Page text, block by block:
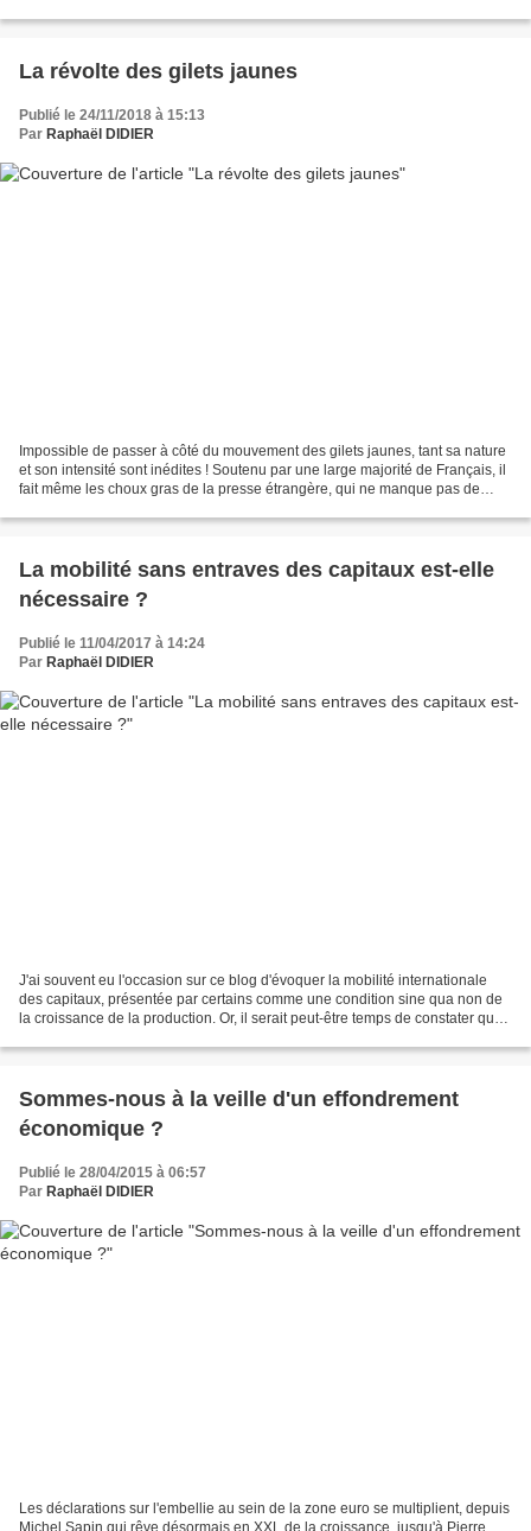
La révolte des gilets jaunes
Publié le 24/11/2018 à 15:13
Par Raphaël DIDIER
Impossible de passer à côté du mouvement des gilets jaunes, tant sa nature
et son intensité sont inédites ! Soutenu par une large majorité de Français, il
fait même les choux gras de la presse étrangère, qui ne manque pas de
La mobilité sans entraves des capitaux est-elle
nécessaire ?
Publié le 11/04/2017 à 14:24
Par Raphaël DIDIER
J'ai souvent eu l'occasion sur ce blog d'évoquer la mobilité internationale
des capitaux, présentée par certains comme une condition sine qua non de
la croissance de la production. Or, il serait peut-être temps de constater que
Sommes-nous à la veille d'un effondrement
économique ?
Publié le 28/04/2015 à 06:57
Par Raphaël DIDIER
Les déclarations sur l'embellie au sein de la zone euro se multiplient, depuis
Michel Sapin qui rêve désormais en XXL de la croissance, jusqu'à Pierre